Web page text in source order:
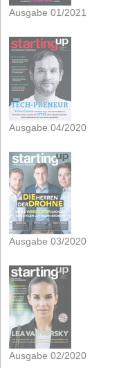
Ausgabe 01/2021
Ausgabe 04/2020
Ausgabe 03/2020
Ausgabe 02/2020